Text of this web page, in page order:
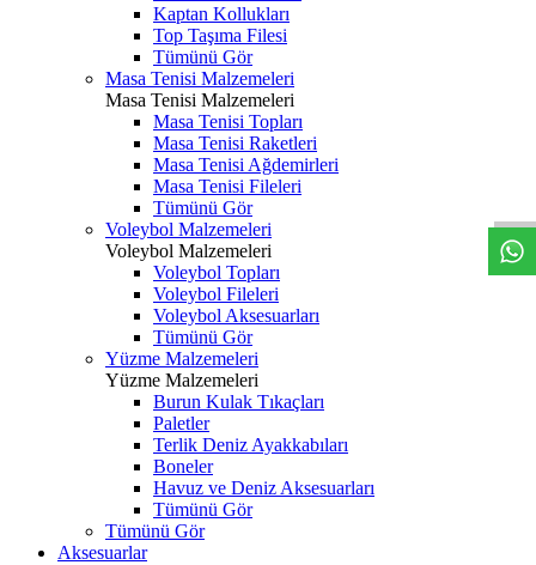
Kaptan Kollukları
Top Taşıma Filesi
Tümünü Gör
Masa Tenisi Malzemeleri
Masa Tenisi Malzemeleri
Masa Tenisi Topları
Masa Tenisi Raketleri
Masa Tenisi Ağdemirleri
Masa Tenisi Fileleri
Tümünü Gör
Voleybol Malzemeleri
Voleybol Malzemeleri
Voleybol Topları
Voleybol Fileleri
Voleybol Aksesuarları
Tümünü Gör
Yüzme Malzemeleri
Yüzme Malzemeleri
Burun Kulak Tıkaçları
Paletler
Terlik Deniz Ayakkabıları
Boneler
Havuz ve Deniz Aksesuarları
Tümünü Gör
Tümünü Gör
Aksesuarlar